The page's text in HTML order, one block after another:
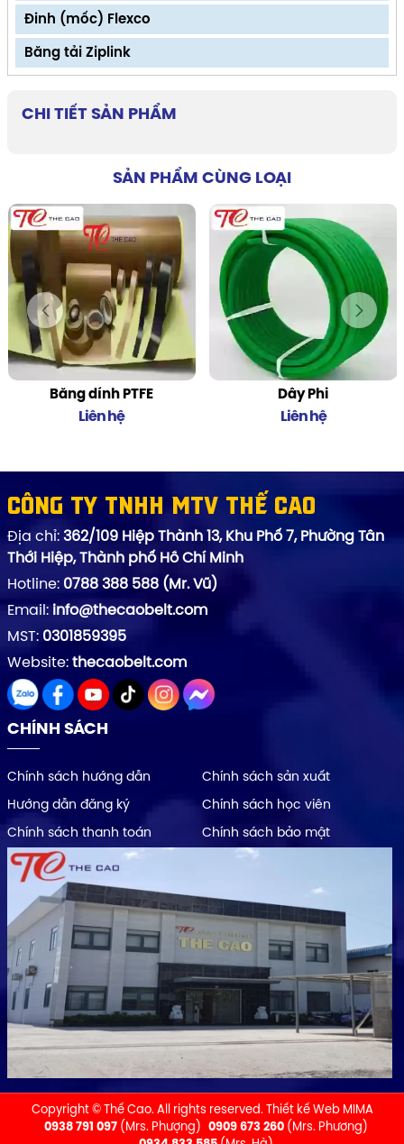
Đinh (mốc) Flexco
Băng tải Ziplink
CHI TIẾT SẢN PHẨM
SẢN PHẨM CÙNG LOẠI
Băng dính PTFE
Liên hệ
Dây Phi
Liên hệ
Công ty TNHH MTV Thế Cao
Địa chỉ: 362/109 Hiệp Thành 13, Khu Phố 7, Phường Tân
Thới Hiệp, Thành phố Hồ Chí Minh
Hotline: 0788 388 588 (Mr. Vũ)
Email: info@thecaobelt.com
MST: 0301859395
Website: thecaobelt.com
CHÍNH SÁCH
Chính sách hướng dẫn Chính sách sản xuất
Hướng dẫn đăng ký Chính sách học viên
Chính sách thanh toán Chính sách bảo mật
Copyright © Thế Cao. All rights reserved.
Thiết kế Web MIMA
0938 791 097 (Mrs. Phượng) 0909 673 260 (Mrs. Phương)